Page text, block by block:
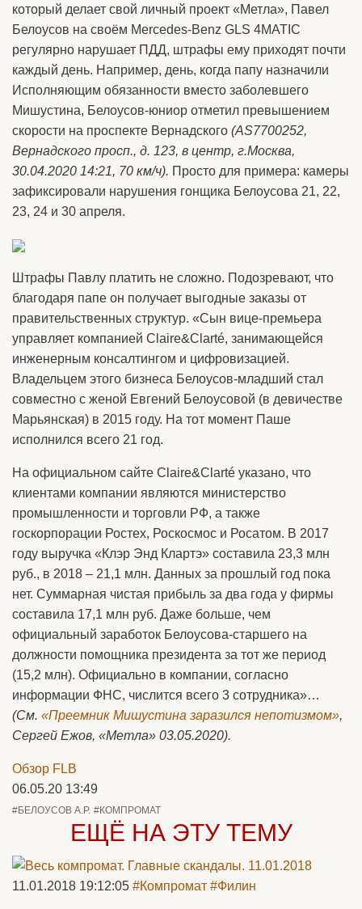
который делает свой личный проект «Метла», Павел
Белоусов на своём Mercedes-Benz GLS 4MATIC
регулярно нарушает ПДД, штрафы ему приходят почти
каждый день. Например, день, когда папу назначили
Исполняющим обязанности вместо заболевшего
Мишустина, Белоусов-юниор отметил превышением
скорости на проспекте Вернадского (AS7700252,
Вернадского просп., д. 123, в центр, г.Москва,
30.04.2020 14:21, 70 км/ч). Просто для примера: камеры
зафиксировали нарушения гонщика Белоусова 21, 22,
23, 24 и 30 апреля.
Штрафы Павлу платить не сложно. Подозревают, что
благодаря папе он получает выгодные заказы от
правительственных структур. «Сын вице-премьера
управляет компанией Claire&Clarté, занимающейся
инженерным консалтингом и цифровизацией.
Владельцем этого бизнеса Белоусов-младший стал
совместно с женой Евгений Белоусовой (в девичестве
Марьянская) в 2015 году. На тот момент Паше
исполнился всего 21 год.
На официальном сайте Claire&Clarté указано, что
клиентами компании являются министерство
промышленности и торговли РФ, а также
госкорпорации Ростех, Роскосмос и Росатом. В 2017
году выручка «Клэр Энд Клартэ» составила 23,3 млн
руб., в 2018 – 21,1 млн. Данных за прошлый год пока
нет. Суммарная чистая прибыль за два года у фирмы
составила 17,1 млн руб. Даже больше, чем
официальный заработок Белоусова-старшего на
должности помощника президента за тот же период
(15,2 млн). Официально в компании, согласно
информации ФНС, числится всего 3 сотрудника»…
(См. «Преемник Мишустина заразился непотизмом»,
Сергей Ежов, «Метла» 03.05.2020).
Обзор FLB
06.05.20 13:49
#БЕЛОУСОВ А.Р. #КОМПРОМАТ
ЕЩЁ НА ЭТУ ТЕМУ
11.01.2018 19:12:05 #Компромат #Филин